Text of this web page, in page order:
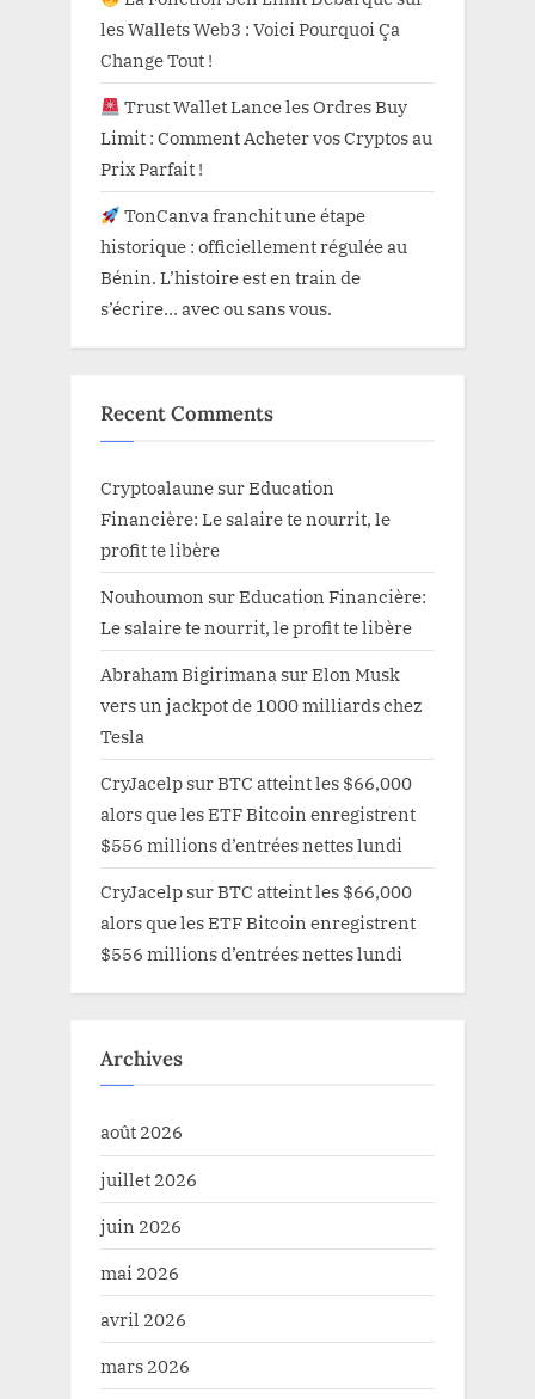
les Wallets Web3 : Voici Pourquoi Ça
Change Tout !
Trust Wallet Lance les Ordres Buy
Limit : Comment Acheter vos Cryptos au
Prix Parfait !
TonCanva franchit une étape
historique : officiellement régulée au
Bénin. L’histoire est en train de
s’écrire… avec ou sans vous.
Recent Comments
Cryptoalaune surEducation
Financière: Le salaire te nourrit, le
profit te libère
Nouhoumon surEducation Financière:
Le salaire te nourrit, le profit te libère
Abraham Bigirimana surElon Musk
vers un jackpot de 1000 milliards chez
Tesla
CryJacelp surBTC atteint les $66,000
alors que les ETF Bitcoin enregistrent
$556 millions d’entrées nettes lundi
CryJacelp surBTC atteint les $66,000
alors que les ETF Bitcoin enregistrent
$556 millions d’entrées nettes lundi
Archives
août 2026
juillet 2026
juin 2026
mai 2026
avril 2026
mars 2026